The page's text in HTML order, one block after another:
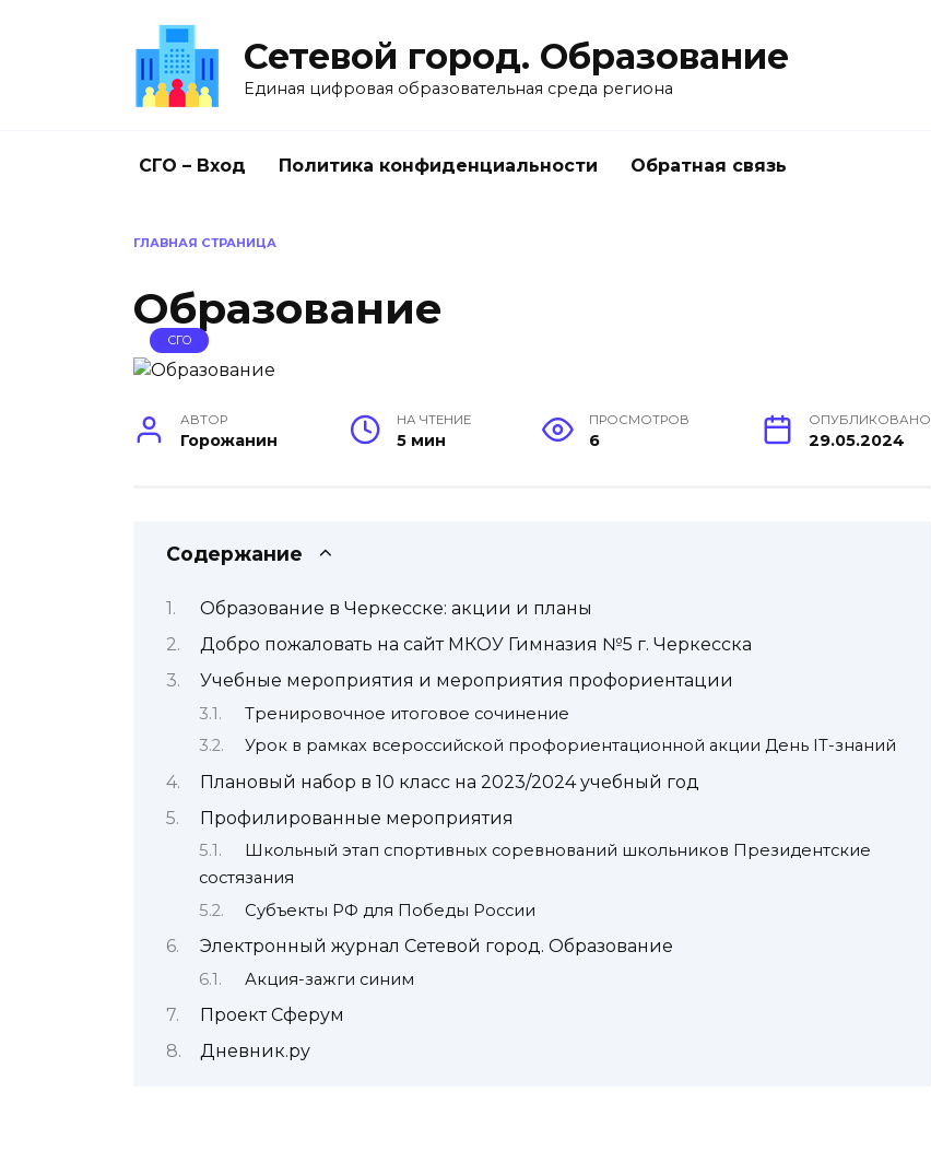
Сетевой город. Образование
Единая цифровая образовательная среда региона
СГО – Вход Политика конфиденциальности Обратная связь
ГЛАВНАЯ СТРАНИЦА
Образование
СГО
АВТОР
Горожанин
НА ЧТЕНИЕ
5 мин
ПРОСМОТРОВ
6
ОПУБЛИКОВАНО
29.05.2024
Содержание
Образование в Черкесске: акции и планы
Добро пожаловать на сайт МКОУ Гимназия №5 г. Черкесска
Учебные мероприятия и мероприятия профориентации
Тренировочное итоговое сочинение
Урок в рамках всероссийской профориентационной акции День IT-знаний
Плановый набор в 10 класс на 2023/2024 учебный год
Профилированные мероприятия
Школьный этап спортивных соревнований школьников Президентские
состязания
Субъекты РФ для Победы России
Электронный журнал Сетевой город. Образование
Акция-зажги синим
Проект Сферум
Дневник.ру